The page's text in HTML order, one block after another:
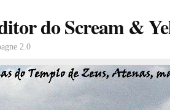
do Scream &
2.0